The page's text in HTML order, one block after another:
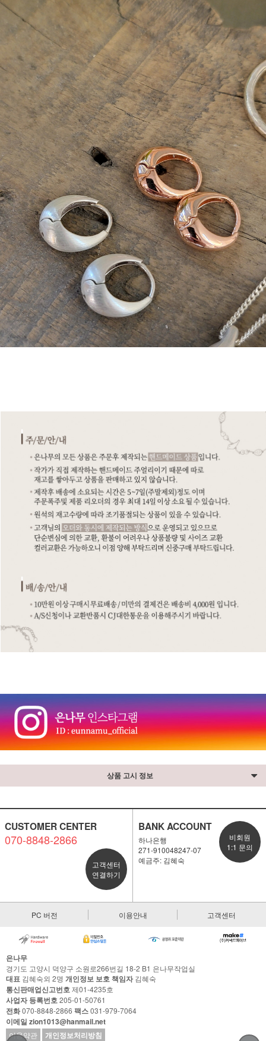
상품 고시 정보
CUSTOMER CENTER
070-8848-2866
고객센터
연결하기
BANK ACCOUNT
하나은행
271-910048247-07
예금주: 김혜숙
비회원
1:1 문의
PC 버전 이용안내 고객센터
은나무
경기도 고양시 덕양구 소원로266번길 18-2 B1 은나무작업실
대표 김혜숙외 2명 개인정보 보호 책임자김혜숙
통신판매업신고번호제01-4235호
사업자 등록번호205-01-50761
전화070-8848-2866 팩스031-979-7064
이메일 zion1013@hanmail.net
이용약관 개인정보처리방침